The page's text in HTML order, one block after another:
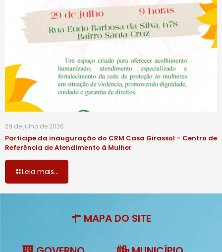
29 de julho de 2026
Participe da inauguração do CRM Casa Girassol – Centro de
Referência de Atendimento à Mulher
Leia mais...
MAPA DO SITE